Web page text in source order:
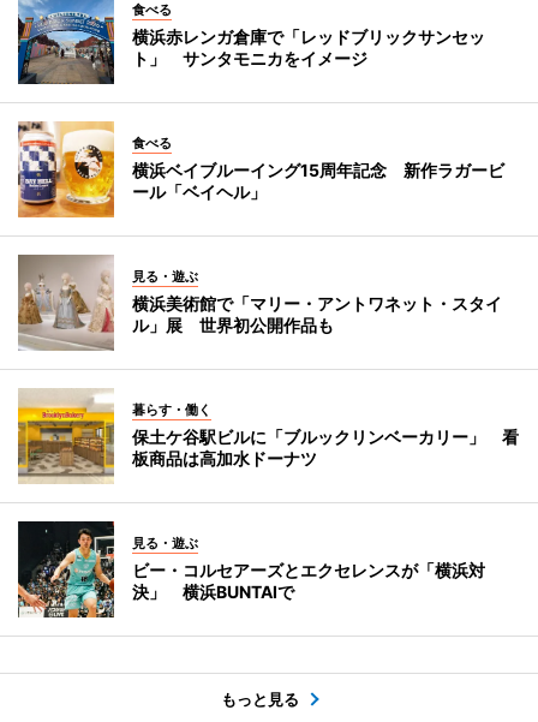
食べる
横浜赤レンガ倉庫で「レッドブリックサンセッ
ト」 サンタモニカをイメージ
食べる
横浜ベイブルーイング15周年記念 新作ラガービ
ール「ベイヘル」
見る・遊ぶ
横浜美術館で「マリー・アントワネット・スタイ
ル」展 世界初公開作品も
暮らす・働く
保土ケ谷駅ビルに「ブルックリンベーカリー」 看
板商品は高加水ドーナツ
見る・遊ぶ
ビー・コルセアーズとエクセレンスが「横浜対
決」 横浜BUNTAIで
もっと見る